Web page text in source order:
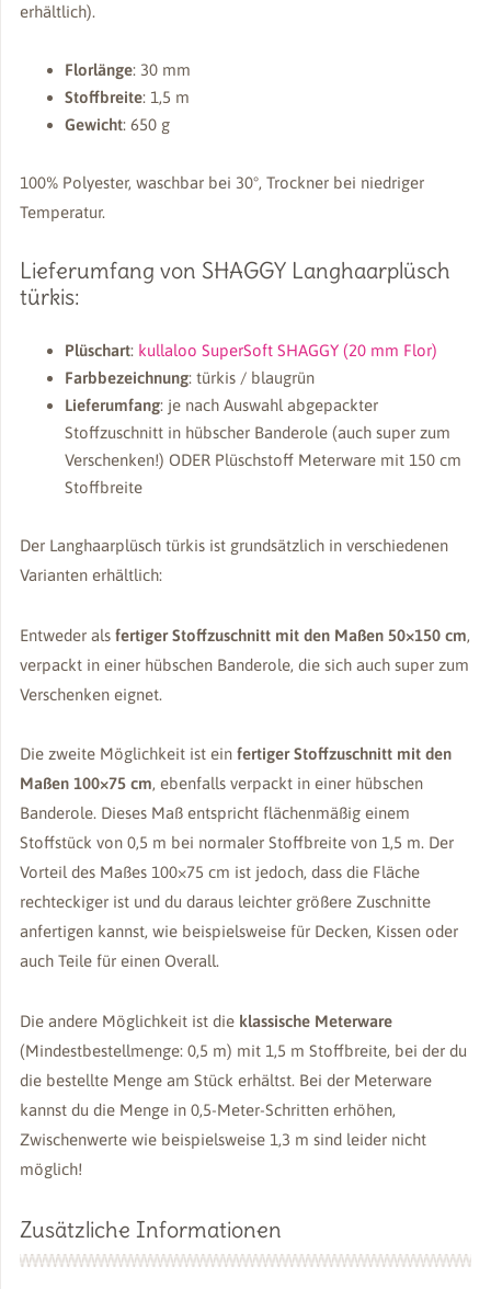
erhältlich).
Florlänge: 30 mm
Stoffbreite: 1,5 m
Gewicht: 650 g
100% Polyester, waschbar bei 30°, Trockner bei niedriger
Temperatur.
Lieferumfang von SHAGGY Langhaarplüsch
türkis:
Plüschart: kullaloo SuperSoft SHAGGY (20 mm Flor)
Farbbezeichnung: türkis / blaugrün
Lieferumfang: je nach Auswahl abgepackter
Stoffzuschnitt in hübscher Banderole (auch super zum
Verschenken!) ODER Plüschstoff Meterware mit 150 cm
Stoffbreite
Der Langhaarplüsch türkis ist grundsätzlich in verschiedenen
Varianten erhältlich:
Entweder als fertiger Stoffzuschnitt mit den Maßen 50×150 cm,
verpackt in einer hübschen Banderole, die sich auch super zum
Verschenken eignet.
Die zweite Möglichkeit ist ein fertiger Stoffzuschnitt mit den
Maßen 100×75 cm, ebenfalls verpackt in einer hübschen
Banderole. Dieses Maß entspricht flächenmäßig einem
Stoffstück von 0,5 m bei normaler Stoffbreite von 1,5 m. Der
Vorteil des Maßes 100×75 cm ist jedoch, dass die Fläche
rechteckiger ist und du daraus leichter größere Zuschnitte
anfertigen kannst, wie beispielsweise für Decken, Kissen oder
auch Teile für einen Overall.
Die andere Möglichkeit ist dieklassische Meterware
(Mindestbestellmenge: 0,5 m) mit 1,5 m Stoffbreite, bei der du
die bestellte Menge am Stück erhältst. Bei der Meterware
kannst du die Menge in 0,5-Meter-Schritten erhöhen,
Zwischenwerte wie beispielsweise 1,3 m sind leider nicht
möglich!
Zusätzliche Informationen